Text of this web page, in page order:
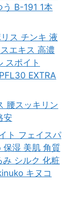
う B-191 1本
ス チンキ 液
エキス 高濃
スポイト
EXTRA
腰スッキリン
安
ト フェイスパ
保湿 美肌 角質
シルク 化粧
キヌコ